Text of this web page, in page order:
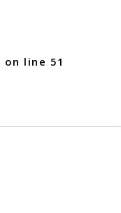
on line 51